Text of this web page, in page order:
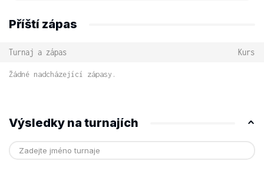
Příští zápas
Turnaj a zápas Kurs
Žádné nadcházející zápasy.
Výsledky na turnajích